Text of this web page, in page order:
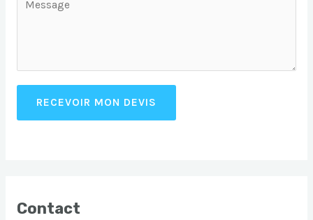
RECEVOIR MON DEVIS
Contact